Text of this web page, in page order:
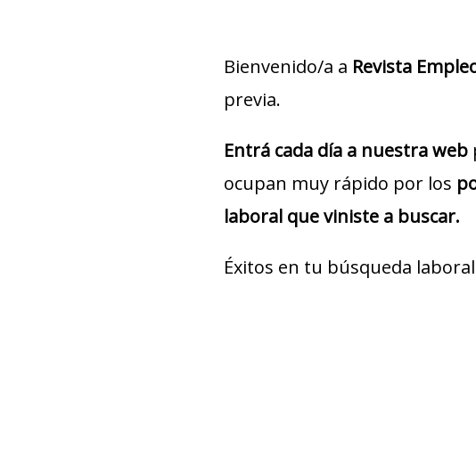
Bienvenido/a a Revista
previa.
Entrá cada día a nuestra web
ocupan muy rápido por los
laboral que viniste a buscar.
Éxitos en tu búsqueda